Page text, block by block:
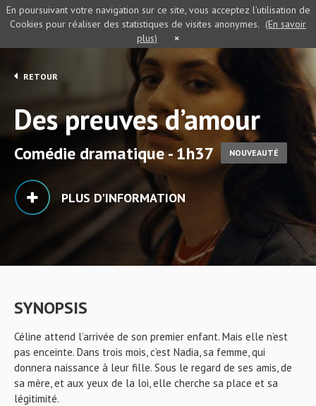
RETOUR
Des preuves d’amour
Comédie dramatique - 1h37 NOUVEAUTÉ
PLUS D'INFORMATION
SYNOPSIS
Céline attend l’arrivée de son premier enfant. Mais elle n’est
pas enceinte. Dans trois mois, c’est Nadia, sa femme, qui
donnera naissance à leur fille. Sous le regard de ses amis, de
sa mère, et aux yeux de la loi, elle cherche sa place et sa
légitimité.
En poursuivant votre navigation sur ce site, vous acceptez l’utilisation de
Cookies pour réaliser des statistiques de visites anonymes. (En savoir
plus)
×